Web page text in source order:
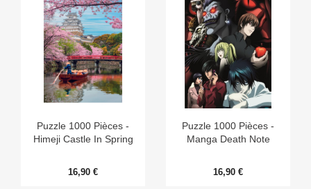
Puzzle 1000 Pièces -
Himeji Castle In Spring
16,90 €
Puzzle 1000 Pièces -
Manga Death Note
16,90 €